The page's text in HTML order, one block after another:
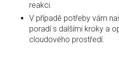
reakci.
V případě potřeby vám
poradí s dalšími kroky a
cloudového prostředí.